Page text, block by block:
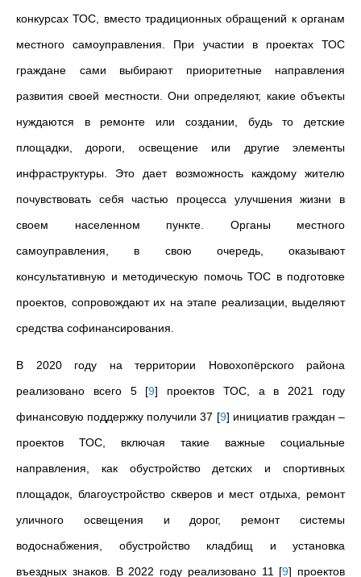
конкурсах ТОС, вместо традиционных обращений к органам
местного самоуправления. При участии в проектах ТОС
граждане сами выбирают приоритетные направления
развития своей местности. Они определяют, какие объекты
нуждаются в ремонте или создании, будь то детские
площадки, дороги, освещение или другие элементы
инфраструктуры. Это дает возможность каждому жителю
почувствовать себя частью процесса улучшения жизни в
своем населенном пункте. Органы местного
самоуправления, в свою очередь, оказывают
консультативную и методическую помочь ТОС в подготовке
проектов, сопровождают их на этапе реализации, выделяют
средства софинансирования.
В 2020 году на территории Новохопёрского района
реализовано всего 5 [9] проектов ТОС, а в 2021 году
финансовую поддержку получили 37 [9] инициатив граждан –
проектов ТОС, включая такие важные социальные
направления, как обустройство детских и спортивных
площадок, благоустройство скверов и мест отдыха, ремонт
уличного освещения и дорог, ремонт системы
водоснабжения, обустройство кладбищ и установка
въездных знаков. В 2022 году реализовано 11 [9] проектов